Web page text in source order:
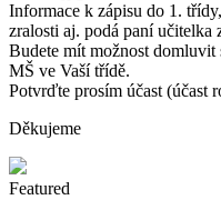
Informace k zápisu do 1.
zralosti aj. podá paní učitelka
Budete mít možnost
MŠ ve Vaší třídě.
Potvrďte prosím účast (účast
Děkujeme
Featured